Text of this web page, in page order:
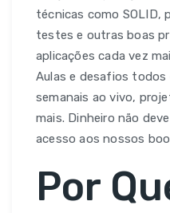
técnicas como SOLID,
testes e outras boas
aplicações cada vez
Aulas e desafios
semanais ao vivo,
mais. Dinheiro não
acesso aos nossos
Por